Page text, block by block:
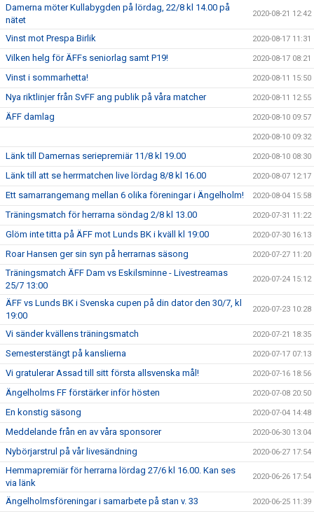
Damerna möter Kullabygden på lördag, 22/8 kl 14.00 på
nätet
2020-08-21 12:42
Vinst mot Prespa Birlik 2020-08-17 11:31
Vilken helg för ÄFFs seniorlag samt P19! 2020-08-17 08:21
Vinst i sommarhetta! 2020-08-11 15:50
Nya riktlinjer från SvFF ang publik på våra matcher 2020-08-11 12:55
ÄFF damlag 2020-08-10 09:57
2020-08-10 09:32
Länk till Damernas seriepremiär 11/8 kl 19.00 2020-08-10 08:30
Länk till att se herrmatchen live lördag 8/8 kl 16.00 2020-08-07 12:17
Ett samarrangemang mellan 6 olika föreningar i Ängelholm! 2020-08-04 15:58
Träningsmatch för herrarna söndag 2/8 kl 13.00 2020-07-31 11:22
Glöm inte titta på ÄFF mot Lunds BK i kväll kl 19:00 2020-07-30 16:13
Roar Hansen ger sin syn på herrarnas säsong 2020-07-27 11:20
Träningsmatch ÄFF Dam vs Eskilsminne - Livestreamas
25/7 13:00
2020-07-24 15:12
ÄFF vs Lunds BK i Svenska cupen på din dator den 30/7, kl
19:00
2020-07-23 10:28
Vi sänder kvällens träningsmatch 2020-07-21 18:35
Semesterstängt på kanslierna 2020-07-17 07:13
Vi gratulerar Assad till sitt första allsvenska mål! 2020-07-16 18:56
Ängelholms FF förstärker inför hösten 2020-07-08 20:50
En konstig säsong 2020-07-04 14:48
Meddelande från en av våra sponsorer 2020-06-30 13:04
Nybörjarstrul på vår livesändning 2020-06-27 17:54
Hemmapremiär för herrarna lördag 27/6 kl 16.00. Kan ses
via länk
2020-06-26 17:54
Ängelholmsföreningar i samarbete på stan v. 33 2020-06-25 11:39